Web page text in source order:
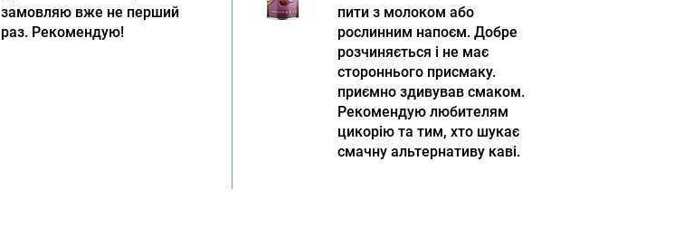
замовляю вже не перший
раз. Рекомендую!
пити з молоком або
рослинним напоєм. Добре
розчиняється і не має
стороннього присмаку.
приємно здивував смаком.
Рекомендую любителям
цикорію та тим, хто шукає
смачну альтернативу каві.